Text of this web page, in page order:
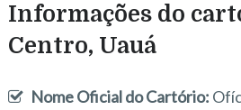
Informações do
Centro, Uauá
Nome Oficial do Cartório: